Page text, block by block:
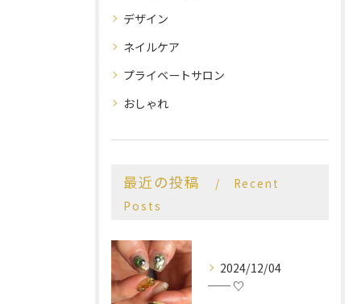
デザイン
ネイルケア
プライベートサロン
おしゃれ
最近の投稿
Recent
Posts
2024/12/04
── ♡